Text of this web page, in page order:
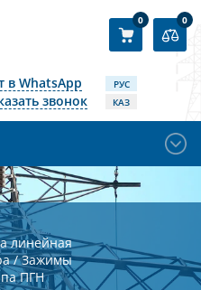
в WhatsApp
звонок
РУС
КАЗ
0 0
линейная
/Зажимы
ПГН